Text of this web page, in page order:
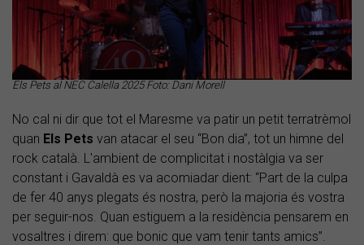
Els Pets al NEC Calella 2025 Foto: Dani Morell
No cal ni dir que tot el Maresme va patir un petit terratrèmol
quan Els Pets van atacar el seu “Bon dia”, tot un himne del
rock català. L'ambient de complicitat i nostàlgia va ser
constant i Gavaldà es va acomiadar dient: “Part de la culpa
de fer 40 anys plegats és nostra, però la majoria és vostra
per seguir-nos. Quan estiguem a la residència pensarem en
vosaltres i direm: que bonic que vam tenir tants amics”.